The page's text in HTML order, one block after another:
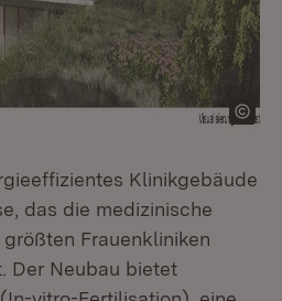
Klinikgebäude
das die medizinische
Frauenkliniken
Der Neubau bietet